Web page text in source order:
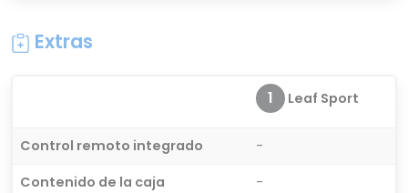
Extras
1 Leaf Sport
Control remoto integrado
-
Contenido de la caja
-